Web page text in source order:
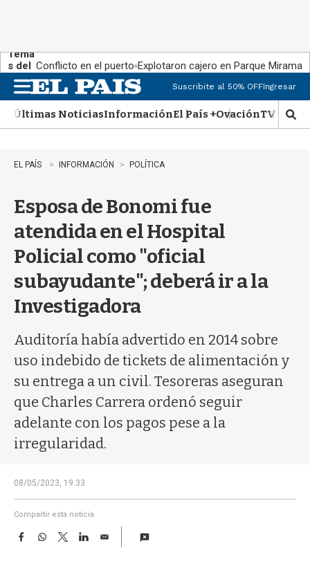
Tema
s del
día:
Conflicto en el puerto Explotaron cajero en Parque Miramar
n
u
Suscribite al 50% OFFIngresar
Últimas NoticiasInformaciónEl País +OvaciónTV Show
M
o
EL PAÍS INFORMACIÓN POLÍTICA
Esposa de Bonomi fue
atendida en el Hospital
Policial como "oficial
subayudante"; deberá ir a la
Investigadora
Auditoría había advertido en 2014 sobre
uso indebido de tickets de alimentación y
su entrega a un civil. Tesoreras aseguran
que Charles Carrera ordenó seguir
adelante con los pagos pese a la
irregularidad.
08/05/2023, 19:33
Compartir esta noticia
F
W
T
w
L
E